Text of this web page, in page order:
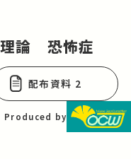
論 恐怖症
配布資料 2
Produced by